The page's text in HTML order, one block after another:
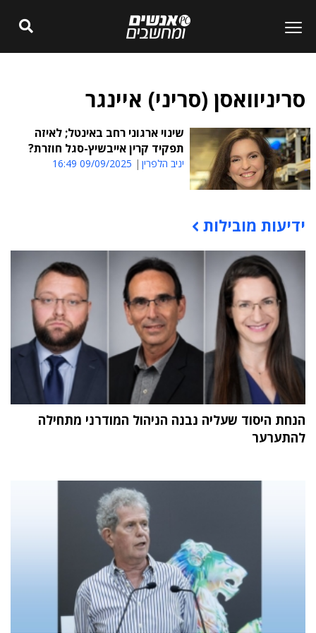
סריניוואסן (סריני) איינגר
שינוי ארגוני רחב באינטל; לאיזה
תפקיד קרין אייבשיץ-סגל חוזרת?
יניב הלפרין 09/09/2025 16:49
תוכן פרסומי
ידיעות מובילות
הנחת היסוד שעליה נבנה הניהול המודרני מתחילה
להתערער